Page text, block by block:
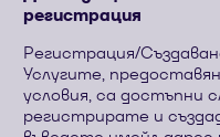
регистрация
Регистрация/
Услугите,
условия, са достъпни
регистрирате и